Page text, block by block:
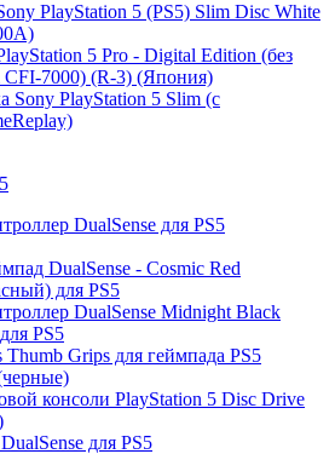
PlayStation 5 (PS5) Slim Disc White
5 Pro - Digital Edition (без
CFI-7000) (R-3) (Япония)
Sony PlayStation 5 Slim (с
DualSense для PS5
DualSense - Cosmic Red
для PS5
DualSense Midnight Black
PS5
Grips для геймпада PS5
консоли PlayStation 5 Disc Drive
для PS5